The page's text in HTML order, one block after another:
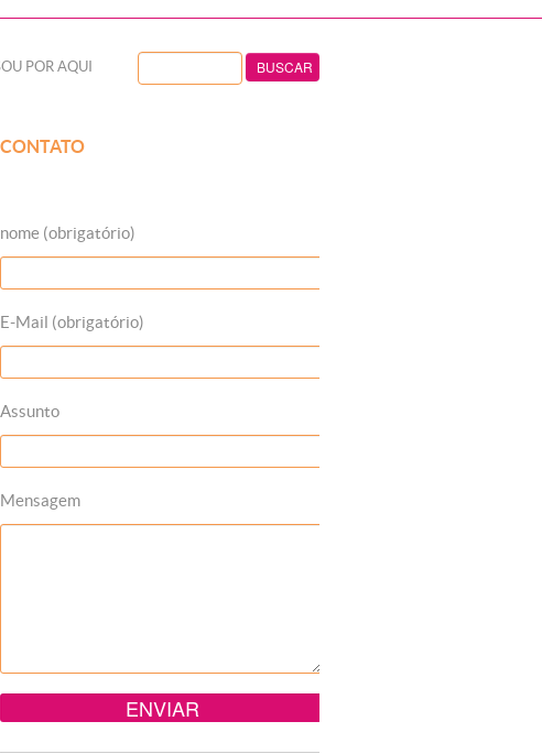
POR AQUI
CONTATO
nome (obrigatório)
E-Mail (obrigatório)
Assunto
Mensagem